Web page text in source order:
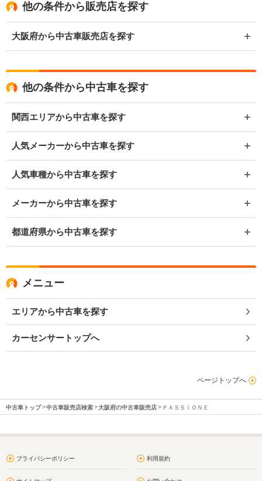
他の条件から販売店を探す
大阪府から中古車販売店を探す
他の条件から中古車を探す
関西エリアから中古車を探す
人気メーカーから中古車を探す
人気車種から中古車を探す
メーカーから中古車を探す
都道府県から中古車を探す
メニュー
エリアから中古車を探す
カーセンサートップへ
ページトップへ
中古車トップ 中古車販売店検索 大阪府の中古車販売店 ＰＡＳＳＩＯＮＥ
プライバシーポリシー 利用規約